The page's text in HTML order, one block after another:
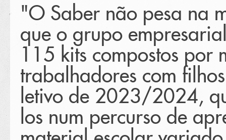
"O Saber não pesa na
que o grupo
115 kits compostos por
trabalhadores com
letivo de 2023/2024,
los num percurso de